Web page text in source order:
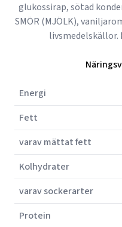
glukossirap, sötad
SMÖR (MJÖLK),
livsmedelskällor.
Energi
Fett
varav mättat fett
Kolhydrater
varav sockerarter
Protein